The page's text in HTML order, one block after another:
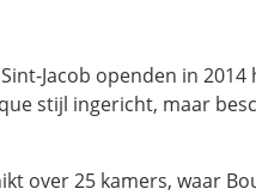
Jacob openden in
stijl ingericht, maar
over 25 kamers, waar